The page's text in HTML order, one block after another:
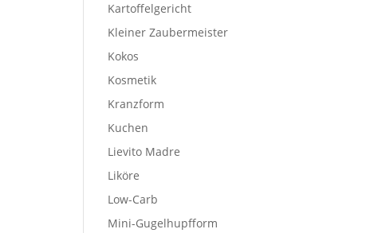
Kartoffelgericht
Kleiner Zaubermeister
Kokos
Kosmetik
Kranzform
Kuchen
Lievito Madre
Liköre
Low-Carb
Mini-Gugelhupfform